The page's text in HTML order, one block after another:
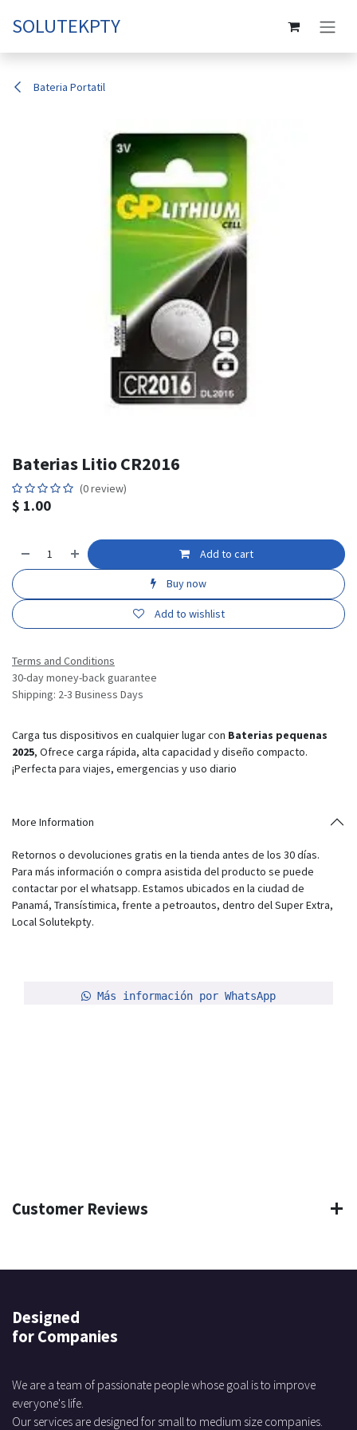
SOLUTEKPTY
Bateria Portatil
Baterias Litio CR2016
(0 review)
$ 1.00
Add to cart
Buy now
Add to wishlist
Terms and Conditions
30-day money-back guarantee
Shipping: 2-3 Business Days
Carga tus dispositivos en cualquier lugar con Baterias pequenas
2025, Ofrece carga rápida, alta capacidad y diseño compacto.
¡Perfecta para viajes, emergencias y uso diario
More Information
Retornos o devoluciones gratis en la tienda antes de los 30 días.
Para más información o compra asistida del producto se puede
contactar por el whatsapp. Estamos ubicados en la ciudad de
Panamá, Transístimica, frente a petroautos, dentro del Super Extra,
Local Solutekpty.
Más información por WhatsApp
Customer Reviews
Designed
for Companies
We are a team of passionate people whose goal is to improve
everyone's life.
Our services are designed for small to medium size companies.